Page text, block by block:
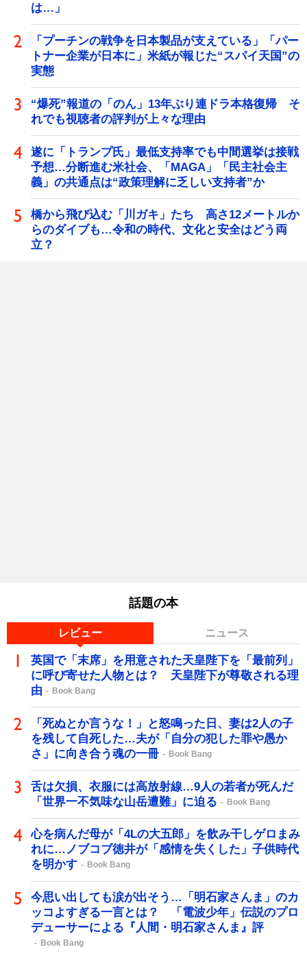
は…」
「プーチンの戦争を日本製品が支えている」「パー
トナー企業が日本に」米紙が報じた“スパイ天国”の
実態
“爆死”報道の「のん」13年ぶり連ドラ本格復帰 そ
れでも視聴者の評判が上々な理由
遂に「トランプ氏」最低支持率でも中間選挙は接戦
予想…分断進む米社会、「MAGA」「民主社会主
義」の共通点は“政策理解に乏しい支持者”か
橋から飛び込む「川ガキ」たち 高さ12メートルか
らのダイブも…令和の時代、文化と安全はどう両
立？
話題の本
レビュー ニュース
英国で「末席」を用意された天皇陛下を「最前列」
に呼び寄せた人物とは？ 天皇陛下が尊敬される理
由
Book Bang
「死ぬとか言うな！」と怒鳴った日、妻は2人の子
を残して自死した…夫が「自分の犯した罪や愚か
さ」に向き合う魂の一冊
Book Bang
舌は欠損、衣服には高放射線…9人の若者が死んだ
「世界一不気味な山岳遭難」に迫る
Book Bang
心を病んだ母が「4Lの大五郎」を飲み干しゲロまみ
れに…ノブコブ徳井が「感情を失くした」子供時代
を明かす
Book Bang
今思い出しても涙が出そう…「明石家さんま」のカ
ッコよすぎる一言とは？ 「電波少年」伝説のプロ
デューサーによる『人間・明石家さんま』評
Book Bang